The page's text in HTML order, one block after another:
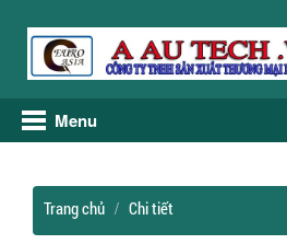
Menu
Trang chủ Chi tiết